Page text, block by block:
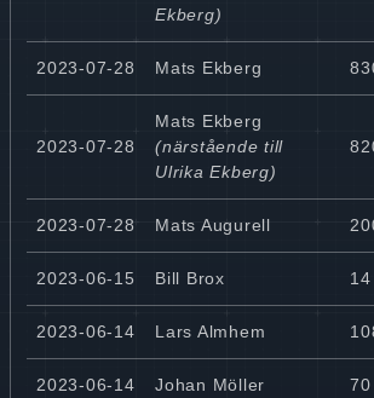
Ekberg)
2023-07-28 Mats Ekberg
2023-07-28
Mats Ekberg
(närstående till
Ulrika Ekberg)
2023-07-28 Mats Augurell
2023-06-15 Bill Brox
2023-06-14 Lars Almhem
2023-06-14 Johan Möller